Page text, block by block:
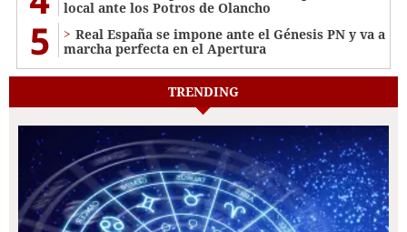
local ante los Potros de Olancho
5
Real España se impone ante el Génesis PN y va a
marcha perfecta en el Apertura
TRENDING